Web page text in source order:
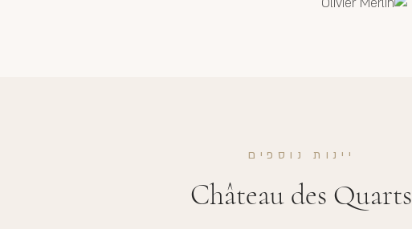
יינות נוספים
Château des Quarts